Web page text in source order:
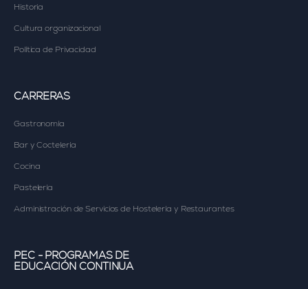
Historia
Cultura organizacional
Política de Privacidad
CARRERAS
Gastronomía
Bar y Coctelería
Cocina
Pastelería
Administración deServicios de Hostelería y Restaurantes
PEC - PROGRAMAS DE
EDUCACIÓN CONTINUA